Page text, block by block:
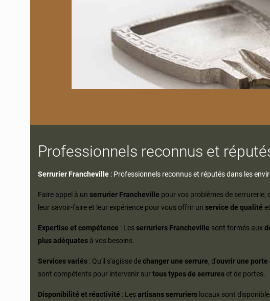
Professionnels reconnus et
Serrurier Francheville : Professionnels reconnus et réputés dans les
Faire appel à unserrurier Francheville pour vos problèmes de serrurerie,
leur savoir-faire et leur expérience pour vous offrir unservice de qualité
Expertise et compétence : Lesserruriers Francheville sont formés aux
plus adéquates à vos besoins.
Services variés : Qu'il s'agisse dechanger une serrure, d'ouvrir une porte
sont compétents pour intervenir surtous types de serrures et de portes.
Disponibilité et réactivité : Lesartisans serruriers locaux sont